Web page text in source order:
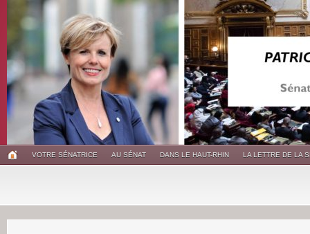
VOTRE SÉNATRICE AU SÉNAT DANS LE HAUT-RHIN LA LETTRE DE LA